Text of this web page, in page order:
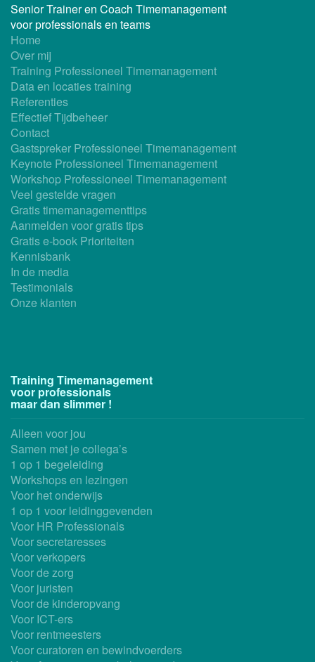
Senior Trainer en Coach Timemanagement
voor professionals en teams
Home
Over mij
Training Professioneel Timemanagement
Data en locaties training
Referenties
Effectief Tijdbeheer
Contact
Gastspreker Professioneel Timemanagement
Keynote Professioneel Timemanagement
Workshop Professioneel Timemanagement
Veel gestelde vragen
Gratis timemanagementtips
Aanmelden voor gratis tips
Gratis e-book Prioriteiten
Kennisbank
In de media
Testimonials
Onze klanten
Training Timemanagement
voor professionals
maar dan slimmer !
Alleen voor jou
Samen met je collega’s
1 op 1 begeleiding
Workshops en lezingen
Voor het onderwijs
1 op 1 voor leidinggevenden
Voor HR Professionals
Voor secretaresses
Voor verkopers
Voor de zorg
Voor juristen
Voor de kinderopvang
Voor ICT-ers
Voor rentmeesters
Voor curatoren en bewindvoerders